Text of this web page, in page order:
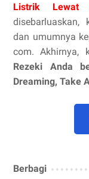
Listrik
disebarluaskan,
dan umumnya
com. Akhirnya,
Rezeki Anda
Dreaming, Take
Berbagi